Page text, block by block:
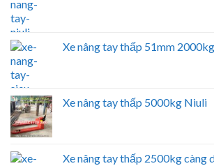
Xe nâng tay thấp 51mm 2000kg
Xe nâng tay thấp 5000kg Niuli
Xe nâng tay thấp 2500kg càng